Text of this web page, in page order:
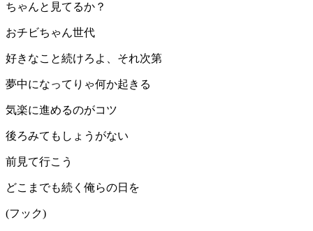
ちゃんと見てるか？
おチビちゃん世代
好きなこと続けろよ、それ次第
夢中になってりゃ何か起きる
気楽に進めるのがコツ
後ろみてもしょうがない
前見て行こう
どこまでも続く俺らの日を
(フック)